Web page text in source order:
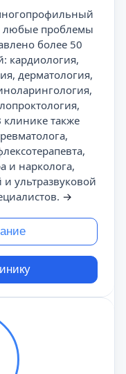
любые проблемы
более 50
кардиология,
дерматология,
клинике также
и нарколога,
ультразвуковой
→